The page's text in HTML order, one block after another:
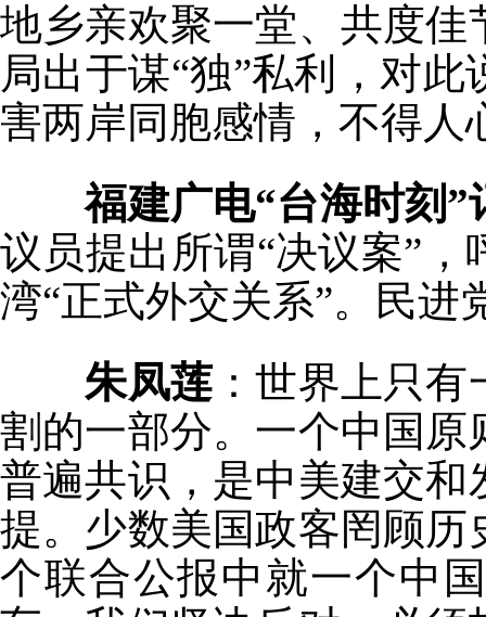
地乡亲欢聚一堂、共度
局出于谋“独”私利，对
害两岸同胞感情，不得人
福建广电“台海时刻”
议员提出所谓“决议案”
湾“正式外交关系”。民进
朱凤莲：世界上只有
割的一部分。一个中国
普遍共识，是中美建交
提。少数美国政客罔顾
个联合公报中就一个中